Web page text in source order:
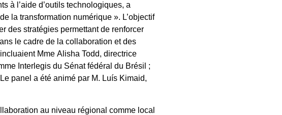
à l’aide d’outils technologiques, a
la transformation numérique ». L’objectif
des stratégies permettant de renforcer
le cadre de la collaboration et des
Mme Alisha Todd, directrice
Interlegis du Sénat fédéral du Brésil ;
panel a été animé par M. Luís Kimaid,
au niveau régional comme local